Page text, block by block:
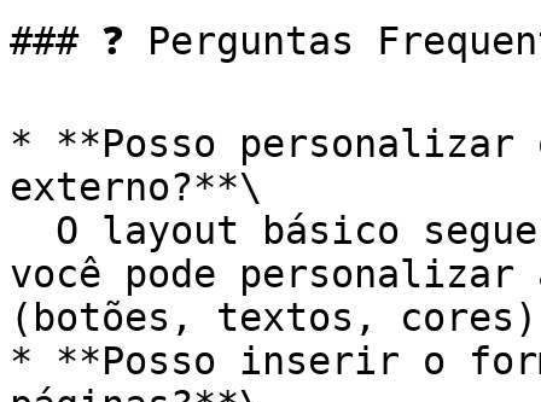
### ❓ Perguntas
* **Posso
externo?**\
você pode
(botões, textos,
* **Posso inserir o